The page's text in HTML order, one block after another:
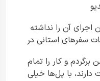
آن را نداشته
سفرهای استانی در
برگردم و کار را تمام
با پل‌ها خیلی